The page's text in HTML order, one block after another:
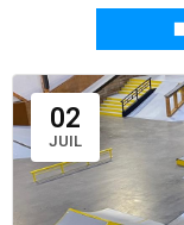
02
JUIL